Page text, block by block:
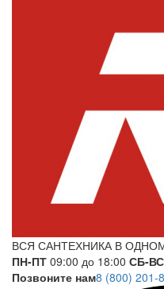
ВСЯ САНТЕХНИКА В
ПН-ПТ 09:00 до 18:00 СБ-ВС
Позвоните нам8 (800) 201-